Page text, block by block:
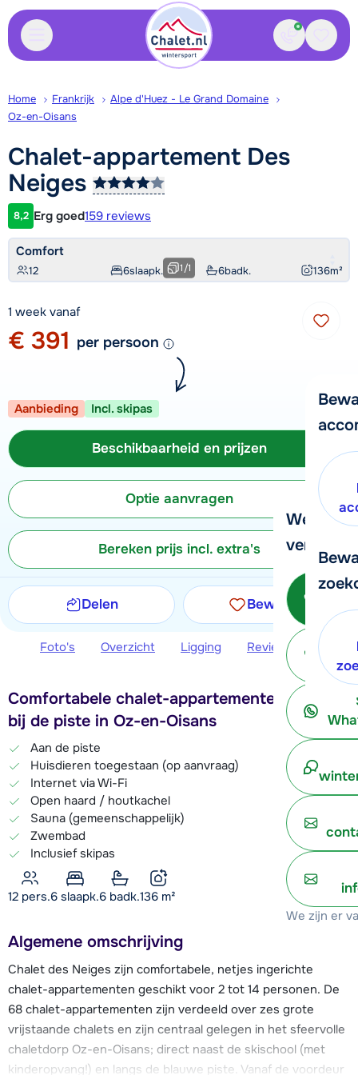
Contact
We
verder!
Bel
We zijn er
Home Frankrijk
Alpe d'Huez - Le Grand Domaine
Oz-en-Oisans
Chalet-appartement Des
Neiges
Klantwaardering
8,2 Erg goed159 reviews
Comfort
12 6slaapk. 6badk. 136m²
1/1
1 week vanaf
€ 391 per persoon
Aanbieding Incl. skipas
Beschikbaarheid en prijzen
Optie aanvragen
Bereken prijs incl. extra's
Delen Bewaren
Foto's Overzicht Ligging Reviews
Comfortabele chalet-appartementen, direct
bij de piste in Oz-en-Oisans
Aan de piste
Huisdieren toegestaan (op aanvraag)
Internet via Wi-Fi
Open haard / houtkachel
Sauna (gemeenschappelijk)
Zwembad
Inclusief skipas
12 pers.6 slaapk.6 badk.136 m²
Algemene omschrijving
Chalet des Neiges zijn comfortabele, netjes ingerichte
chalet-appartementen geschikt voor 2 tot 14 personen. De
68 chalet-appartementen zijn verdeeld over zes grote
vrijstaande chalets en zijn centraal gelegen in het sfeervolle
chaletdorp Oz-en-Oisans; direct naast de skischool (met
kinderopvang!) en langs de blauwe piste. Vanaf de voordeur